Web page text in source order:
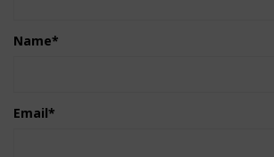
Name*
Email*